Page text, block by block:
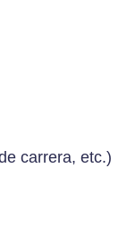
carrera, etc.)